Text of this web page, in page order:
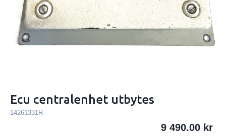
Ecu centralenhet utbytes
14261331R
9 490.00